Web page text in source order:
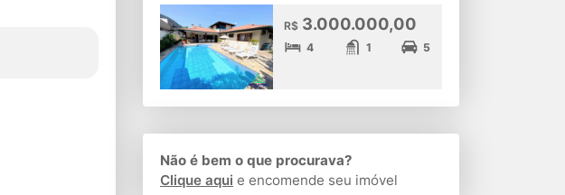
R$3.000.000,00
4 1 5
Não é bem o que procurava?
Clique aqui e encomende seu imóvel